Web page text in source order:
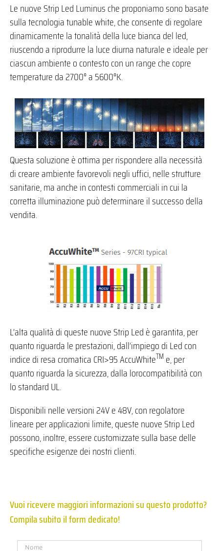
Le nuove Strip Led Luminus che proponiamo sono basate
sulla tecnologia tunable white, che consente di regolare
dinamicamente la tonalità della luce bianca del led,
riuscendo a riprodurre la luce diurna naturale e ideale per
ciascun ambiente o contesto con un range che copre
temperature da 2700° a 5600°K.
Questa soluzione è ottima per rispondere alla necessità
di creare ambiente favorevoli negli uffici, nelle strutture
sanitarie, ma anche in contesti commerciali in cui la
corretta illuminazione può determinare il successo della
vendita.
L’alta qualità di queste nuove Strip Led è garantita, per
quanto riguarda le prestazioni, dall’impiego di Led con
indice di resa cromatica CRI>95 AccuWhiteTM e, per
quanto riguarda la sicurezza, dalla lorocompatibilità con
lo standard UL.
Disponibili nelle versioni 24V e 48V, con regolatore
lineare per applicazioni limite, queste nuove Strip Led
possono, inoltre, essere customizzate sulla base delle
specifiche esigenze dei nostri clienti.
Vuoi ricevere maggiori informazioni su questo prodotto?
Compila subito il form dedicato!